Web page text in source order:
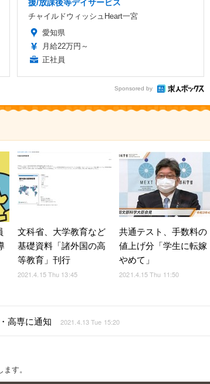
援/放課後等デイサービス
チャイルドウィッシュHeart一宮
愛知県
月給22万円～
正社員
Sponsored by
文科省、大学教育など
基礎資料「諸外国の高
等教育」刊行
2021.4.15 Thu 13:45
共通テスト、手数料の
値上げ分「学生に転嫁
やめて」
2021.4.15 Thu 11:50
高専に通知 2021.4.13 Tue 15:20
す。